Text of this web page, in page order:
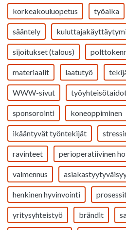
korkeakouluopetus työaika
sääntely
sijoitukset (talous)
materiaalit laatutyö
WWW-sivut
sponsorointi koneoppiminen
ikääntyvät työntekijät
ravinteet perioperatiivinen
valmennus
henkinen hyvinvointi
yritysyhteistyö brändit